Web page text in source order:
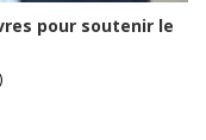
pour soutenir le